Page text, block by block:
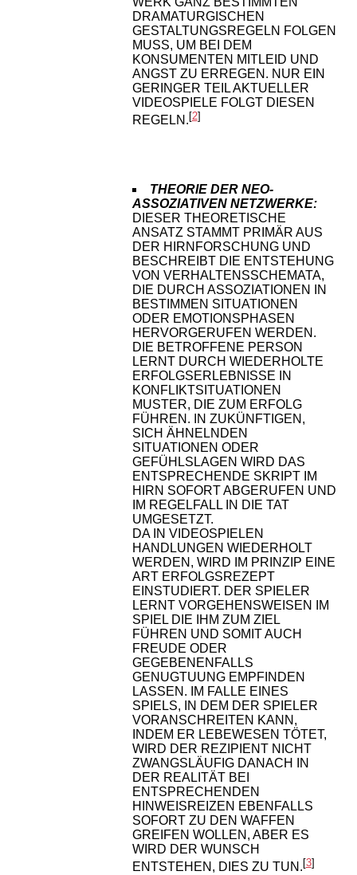
DRAMATURGISCHEN
GESTALTUNGSREGELN FOLGEN
MUSS, UM BEI DEM
KONSUMENTEN MITLEID UND
ANGST ZU ERREGEN. NUR EIN
GERINGER TEIL AKTUELLER
VIDEOSPIELE FOLGT DIESEN
REGELN. [2]
THEORIE DER NEO-
ASSOZIATIVEN NETZWERKE:
DIESER THEORETISCHE
ANSATZ STAMMT PRIMÄR AUS
DER HIRNFORSCHUNG UND
BESCHREIBT DIE ENTSTEHUNG
VON VERHALTENSSCHEMATA,
DIE DURCH ASSOZIATIONEN IN
BESTIMMEN SITUATIONEN
ODER EMOTIONSPHASEN
HERVORGERUFEN WERDEN.
DIE BETROFFENE PERSON
LERNT DURCH WIEDERHOLTE
ERFOLGSERLEBNISSE IN
KONFLIKTSITUATIONEN
MUSTER, DIE ZUM ERFOLG
FÜHREN. IN ZUKÜNFTIGEN,
SICH ÄHNELNDEN
SITUATIONEN ODER
GEFÜHLSLAGEN WIRD DAS
ENTSPRECHENDE SKRIPT IM
HIRN SOFORT ABGERUFEN UND
IM REGELFALL IN DIE TAT
UMGESETZT.
DA IN VIDEOSPIELEN
HANDLUNGEN WIEDERHOLT
WERDEN, WIRD IM PRINZIP EINE
ART ERFOLGSREZEPT
EINSTUDIERT. DER SPIELER
LERNT VORGEHENSWEISEN IM
SPIEL DIE IHM ZUM ZIEL
FÜHREN UND SOMIT AUCH
FREUDE ODER
GEGEBENENFALLS
GENUGTUUNG EMPFINDEN
LASSEN. IM FALLE EINES
SPIELS, IN DEM DER SPIELER
VORANSCHREITEN KANN,
INDEM ER LEBEWESEN TÖTET,
WIRD DER REZIPIENT NICHT
ZWANGSLÄUFIG DANACH IN
DER REALITÄT BEI
ENTSPRECHENDEN
HINWEISREIZEN EBENFALLS
SOFORT ZU DEN WAFFEN
GREIFEN WOLLEN, ABER ES
WIRD DER WUNSCH
ENTSTEHEN, DIES ZU TUN. [3]